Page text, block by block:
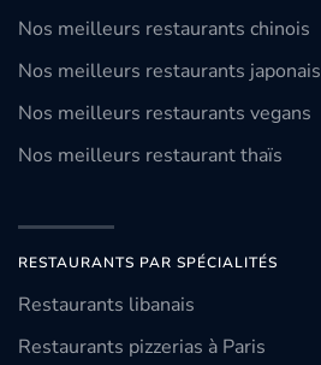
Nos meilleurs restaurants chinois
Nos meilleurs restaurants japonais
Nos meilleurs restaurants vegans
Nos meilleurs restaurant thaïs
RESTAURANTS PAR SPÉCIALITÉS
Restaurants libanais
Restaurants pizzerias à Paris